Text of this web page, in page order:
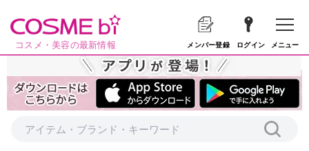
コスメ・美容の最新情報 メンバー登録 ログイン メニュー